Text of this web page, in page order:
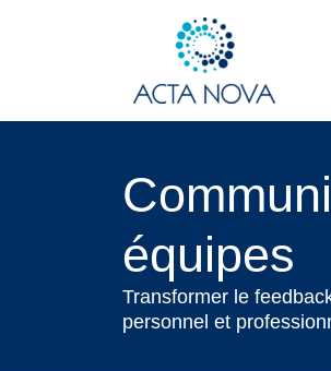
équipes
Transformer le
personnel et